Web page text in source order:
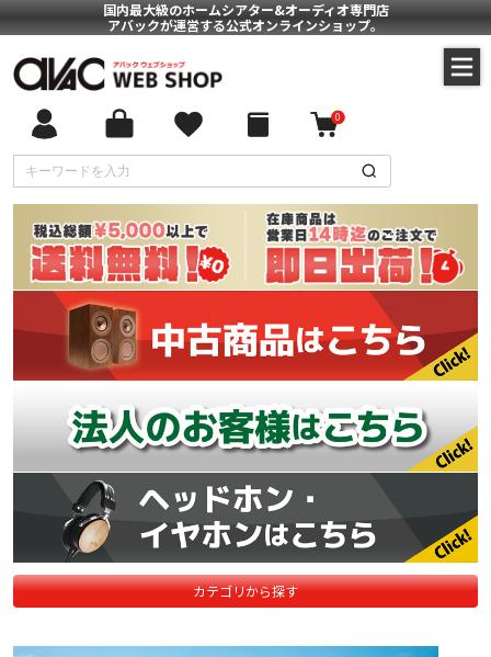
国内最大級のホームシアター&オーディオ専門店
アバックが運営する公式オンラインショップ。
0
カテゴリから探す